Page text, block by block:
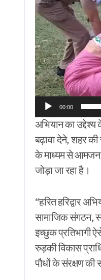
00:00
अभियान का उद्देश्य
बढ़ावा देने, शहर
के माध्यम से आमजन,
जोड़ा जा रहा है।
“हरित हरिद्वार
सामाजिक संगठन,
इच्छुक प्रतिभागी
रुड़की विकास
पौधों के संरक्षण की